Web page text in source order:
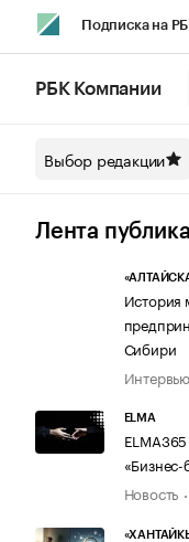
Подписка на
Спецпроекты
Технологии и
РБК Компании
Выбор редакции
Лента
История
Сибири
Интервью
ELMA
«Бизнес-
Новость